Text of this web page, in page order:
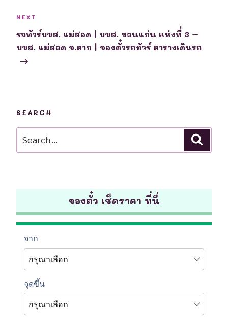
Next
Post
NEXT
รถทัวร์บขส. แม่สอด | บขส. ขอนแก่น แห่งที่ 3 –
บขส. แม่สอด จ.ตาก | จองตั๋วรถทัวร์ ตารางเดินรถ
SEARCH
for:
จองตั๋ว เช็คราคา ที่นี่